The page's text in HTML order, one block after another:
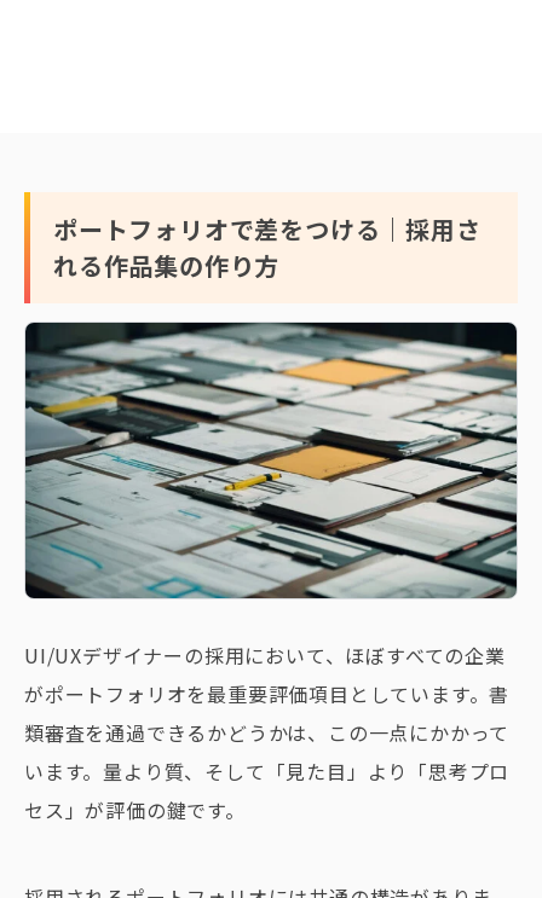
ポートフォリオで差をつける｜採用さ
れる作品集の作り方
UI/UXデザイナーの採用において、ほぼすべての企業
がポートフォリオを最重要評価項目としています。書
類審査を通過できるかどうかは、この一点にかかって
います。量より質、そして「見た目」より「思考プロ
セス」が評価の鍵です。